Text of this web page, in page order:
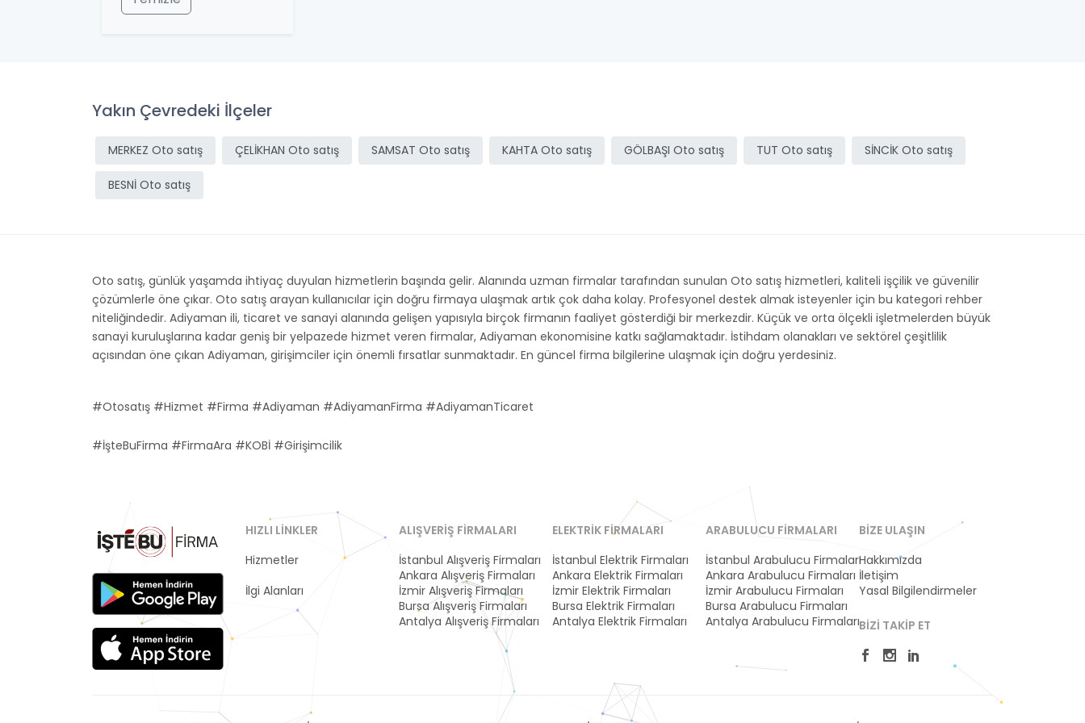
Yakın Çevredeki İlçeler
MERKEZ Oto satış ÇELİKHAN Oto satış SAMSAT Oto satış KAHTA Oto satış GÖLBAŞI Oto satış TUT Oto satış SİNCİK Oto satış
BESNİ Oto satış
Oto satış, günlük yaşamda ihtiyaç duyulan hizmetlerin başında gelir. Alanında uzman firmalar tarafından sunulan Oto satış hizmetleri, kaliteli işçilik ve güvenilir
çözümlerle öne çıkar. Oto satış arayan kullanıcılar için doğru firmaya ulaşmak artık çok daha kolay. Profesyonel destek almak isteyenler için bu kategori rehber
niteliğindedir. Adiyaman ili, ticaret ve sanayi alanında gelişen yapısıyla birçok firmanın faaliyet gösterdiği bir merkezdir. Küçük ve orta ölçekli işletmelerden büyük
sanayi kuruluşlarına kadar geniş bir yelpazede hizmet veren firmalar, Adiyaman ekonomisine katkı sağlamaktadır. İstihdam olanakları ve sektörel çeşitlilik
açısından öne çıkan Adiyaman, girişimciler için önemli fırsatlar sunmaktadır. En güncel firma bilgilerine ulaşmak için doğru yerdesiniz.
#Otosatış #Hizmet #Firma #Adiyaman #AdiyamanFirma #AdiyamanTicaret
#İşteBuFirma #FirmaAra #KOBİ #Girişimcilik
HIZLI LINKLER
Hizmetler
İlgi Alanları
ALIŞVERIŞ FIRMALARI
İstanbul Alışveriş Firmaları
Ankara Alışveriş Firmaları
İzmir Alışveriş Firmaları
Bursa Alışveriş Firmaları
Antalya Alışveriş Firmaları
ELEKTRIK FIRMALARI
İstanbul Elektrik Firmaları
Ankara Elektrik Firmaları
İzmir Elektrik Firmaları
Bursa Elektrik Firmaları
Antalya Elektrik Firmaları
ARABULUCU FIRMALARI
İstanbul Arabulucu Firmaları
Ankara Arabulucu Firmaları
İzmir Arabulucu Firmaları
Bursa Arabulucu Firmaları
Antalya Arabulucu Firmaları
BIZE ULAŞIN
Hakkımızda
İletişim
Yasal Bilgilendirmeler
BIZI TAKIP ET